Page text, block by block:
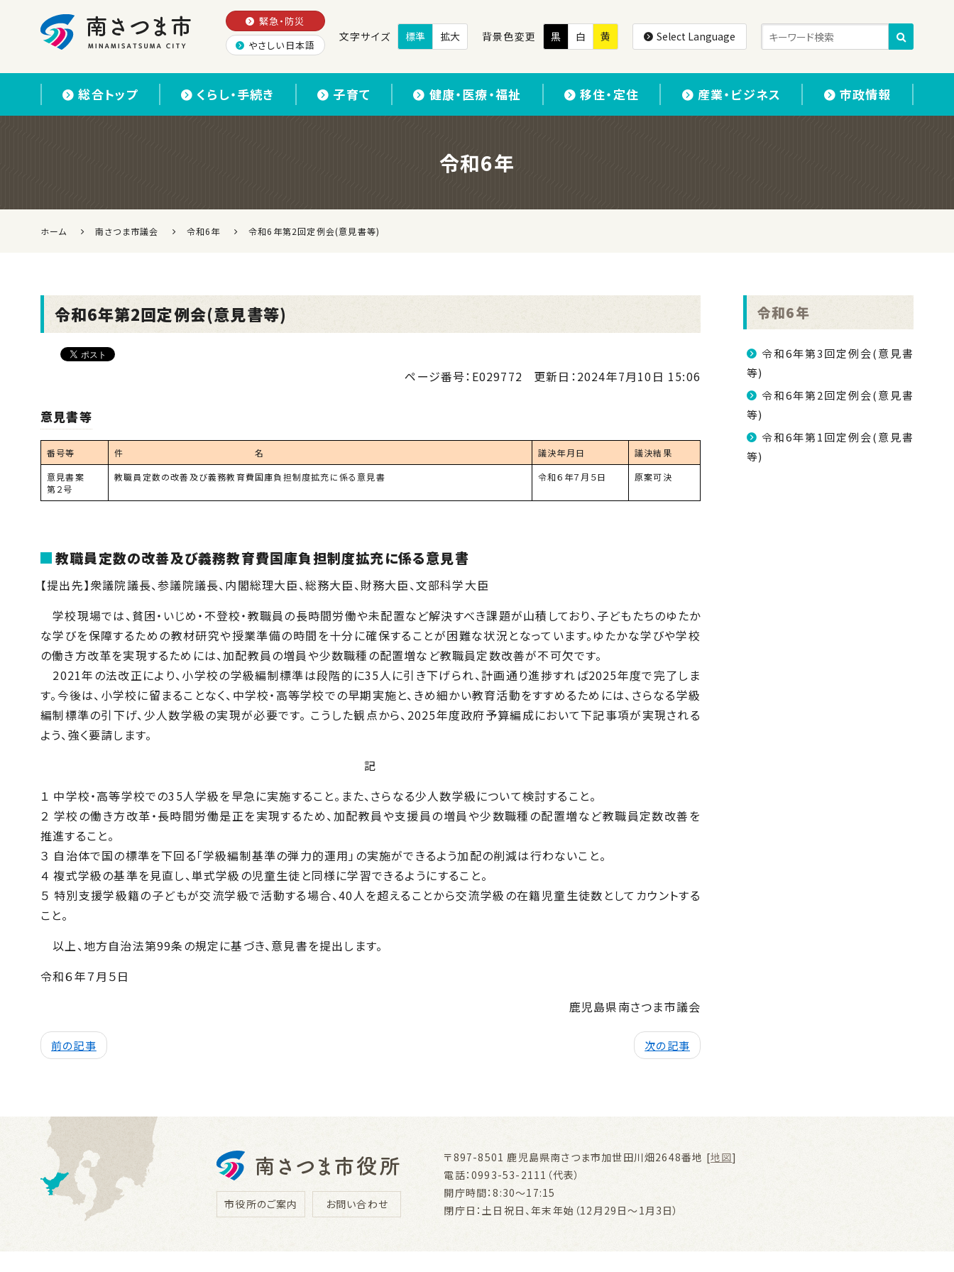
緊急・防災
やさしい日本語
文字サイズ 標準 拡大 背景色変更 黒 白 黄 Select Language
総合トップ くらし・手続き 子育て 健康・医療・福祉 移住・定住 産業・ビジネス 市政情報
令和6年
ホーム 南さつま市議会 令和6年 令和6年第2回定例会(意見書等)
令和6年第2回定例会(意見書等)
ページ番号：E029772 更新日：2024年7月10日 15:06
意見書等
番号等 件 名 議決年月日
議決結果
意見書案
第２号
教職員定数の改善及び義務教育費国庫負担制度拡充に係る意見書 令和６年７月５日 原案可決
教職員定数の改善及び義務教育費国庫負担制度拡充に係る意見書
【提出先】衆議院議長、参議院議長、内閣総理大臣、総務大臣、財務大臣、文部科学大臣
学校現場では、貧困・いじめ・不登校・教職員の長時間労働や未配置など解決すべき課題が山積しており、子どもたちのゆたか
な学びを保障するための教材研究や授業準備の時間を十分に確保することが困難な状況となっています。ゆたかな学びや学校
の働き方改革を実現するためには、加配教員の増員や少数職種の配置増など教職員定数改善が不可欠です。
2021年の法改正により、小学校の学級編制標準は段階的に35人に引き下げられ、計画通り進捗すれば2025年度で完了しま
す。今後は、小学校に留まることなく、中学校・高等学校での早期実施と、きめ細かい教育活動をすすめるためには、さらなる学級
編制標準の引下げ、少人数学級の実現が必要です。 こうした観点から、2025年度政府予算編成において下記事項が実現される
よう、強く要請します。
記
１ 中学校・高等学校での35人学級を早急に実施すること。また、さらなる少人数学級について検討すること。
２ 学校の働き方改革・長時間労働是正を実現するため、加配教員や支援員の増員や少数職種の配置増など教職員定数改善を
推進すること。
３ 自治体で国の標準を下回る「学級編制基準の弾力的運用」の実施ができるよう加配の削減は行わないこと。
４ 複式学級の基準を見直し、単式学級の児童生徒と同様に学習できるようにすること。
５ 特別支援学級籍の子どもが交流学級で活動する場合、40人を超えることから交流学級の在籍児童生徒数としてカウントする
こと。
以上、地方自治法第99条の規定に基づき、意見書を提出します。
令和６年７月５日
鹿児島県南さつま市議会
前の記事 次の記事
令和6年
令和6年第3回定例会(意見書
等)
令和6年第2回定例会(意見書
等)
令和6年第1回定例会(意見書
等)
市役所のご案内 お問い合わせ
〒897-8501鹿児島県南さつま市加世田川畑2648番地 [地図]
電話：0993-53-2111（代表）
開庁時間：8:30～17:15
閉庁日：土日祝日、年末年始（12月29日～1月3日）